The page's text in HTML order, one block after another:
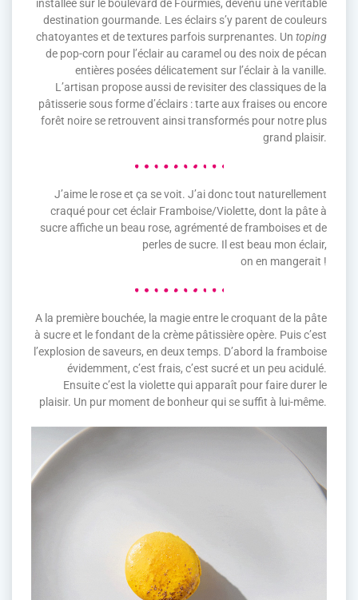
installée sur le boulevard de Fourmies, devenu une véritable
destination gourmande. Les éclairs s’y parent de couleurs
chatoyantes et de textures parfois surprenantes. Un toping
de pop-corn pour l’éclair au caramel ou des noix de pécan
entières posées délicatement sur l’éclair à la vanille.
L’artisan propose aussi de revisiter des classiques de la
pâtisserie sous forme d’éclairs : tarte aux fraises ou encore
forêt noire se retrouvent ainsi transformés pour notre plus
grand plaisir.
J’aime le rose et ça se voit. J’ai donc tout naturellement
craqué pour cet éclair Framboise/Violette, dont la pâte à
sucre affiche un beau rose, agrémenté de framboises et de
perles de sucre. Il est beau mon éclair,
on en mangerait !
A la première bouchée, la magie entre le croquant de la pâte
à sucre et le fondant de la crème pâtissière opère. Puis c’est
l’explosion de saveurs, en deux temps. D’abord la framboise
évidemment, c’est frais, c’est sucré et un peu acidulé.
Ensuite c’est la violette qui apparaît pour faire durer le
plaisir. Un pur moment de bonheur qui se suffit à lui-même.